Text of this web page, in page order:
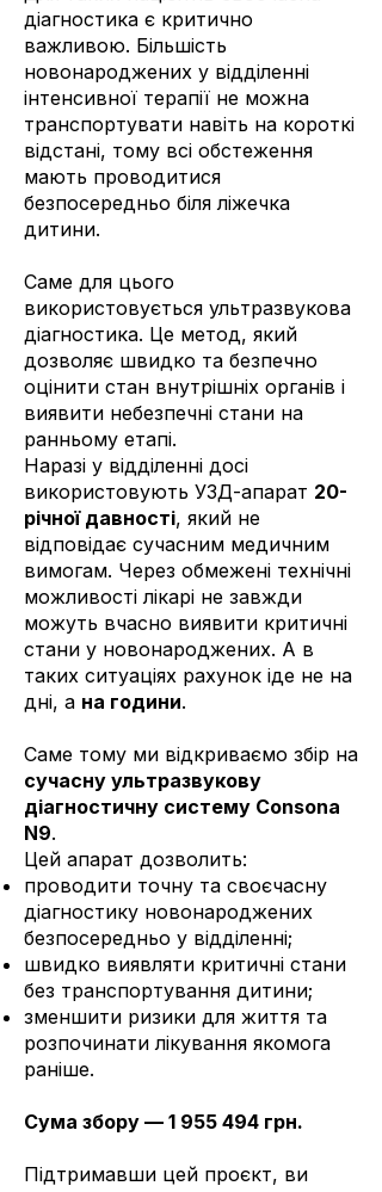
діагностика є критично
важливою. Більшість
новонароджених у відділенні
інтенсивної терапії не можна
транспортувати навіть на короткі
відстані, тому всі обстеження
мають проводитися
безпосередньо біля ліжечка
дитини.
Саме для цього
використовується ультразвукова
діагностика. Це метод, який
дозволяє швидко та безпечно
оцінити стан внутрішніх органів і
виявити небезпечні стани на
ранньому етапі.
Наразі у відділенні досі
використовують УЗД-апарат 20-
річної давності, який не
відповідає сучасним медичним
вимогам. Через обмежені технічні
можливості лікарі не завжди
можуть вчасно виявити критичні
стани у новонароджених. А в
таких ситуаціях рахунок іде не на
дні, а на години.
Саме тому ми відкриваємо збір на
сучасну ультразвукову
діагностичну систему Consona
N9.
Цей апарат дозволить:
проводити точну та своєчасну
діагностику новонароджених
безпосередньо у відділенні;
швидко виявляти критичні стани
без транспортування дитини;
зменшити ризики для життя та
розпочинати лікування якомога
раніше.
Сума збору — 1 955 494 грн.
Підтримавши цей проєкт, ви